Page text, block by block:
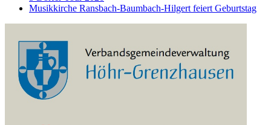
Musikkirche Ransbach-Baumbach-Hilgert feiert Geburtstag